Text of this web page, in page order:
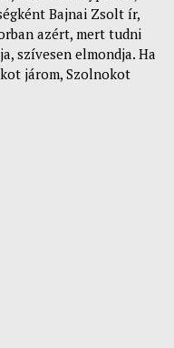
Bajnai Zsolt ír,
azért, mert tudni
szívesen elmondja. Ha
járom, Szolnokot